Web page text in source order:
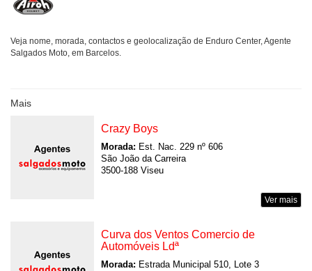
Veja nome, morada, contactos e geolocalização de Enduro Center, Agente
Salgados Moto, em Barcelos.
Mais
Crazy Boys
Morada: Est. Nac. 229 nº 606
São João da Carreira
3500-188 Viseu
Ver mais
Curva dos Ventos Comercio de
Automóveis Ldª
Morada: Estrada Municipal 510, Lote 3